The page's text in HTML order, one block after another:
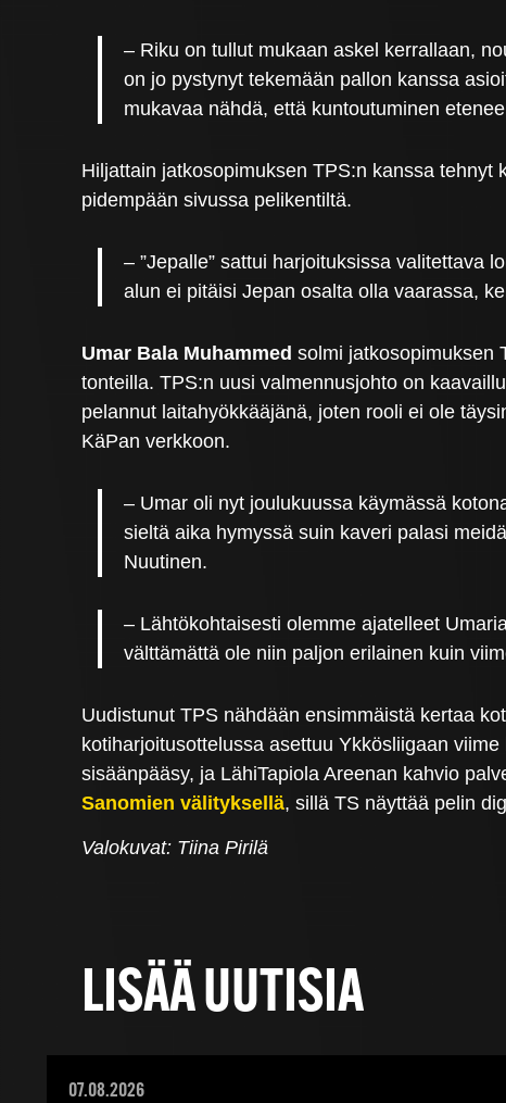
– Riku on tullut mukaan askel kerrallaan,
on jo pystynyt tekemään pallon kanssa
mukavaa nähdä, että kuntoutuminen
Hiljattain jatkosopimuksen TPS:n kanssa tehnyt
pidempään sivussa pelikentiltä.
– ”Jepalle” sattui harjoituksissa valitettava
alun ei pitäisi Jepan osalta olla vaarassa,
Umar Bala Muhammed solmi jatkosopimuksen
tonteilla. TPS:n uusi valmennusjohto on
pelannut laitahyökkääjänä, joten rooli ei ole
KäPan verkkoon.
– Umar oli nyt joulukuussa käymässä
sieltä aika hymyssä suin kaveri palasi
Nuutinen.
– Lähtökohtaisesti olemme ajatelleet
välttämättä ole niin paljon erilainen kuin
Uudistunut TPS nähdään ensimmäistä kertaa
kotiharjoitusottelussa asettuu Ykkösliigaan
sisäänpääsy, ja LähiTapiola Areenan kahvio
Sanomien välityksellä, sillä TS näyttää pelin
Valokuvat: Tiina Pirilä
LISÄÄ UUTISIA
07.08.2026